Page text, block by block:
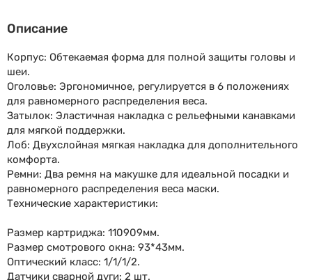
Описание
Корпус: Обтекаемая форма для полной защиты головы и
шеи.
Оголовье: Эргономичное, регулируется в 6 положениях
для равномерного распределения веса.
Затылок: Эластичная накладка с рельефными канавками
для мягкой поддержки.
Лоб: Двухслойная мягкая накладка для дополнительного
комфорта.
Ремни: Два ремня на макушке для идеальной посадки и
равномерного распределения веса маски.
Технические характеристики:
Размер картриджа: 110909мм.
Размер смотрового окна: 93*43мм.
Оптический класс: 1/1/1/2.
Датчики сварной дуги: 2 шт.